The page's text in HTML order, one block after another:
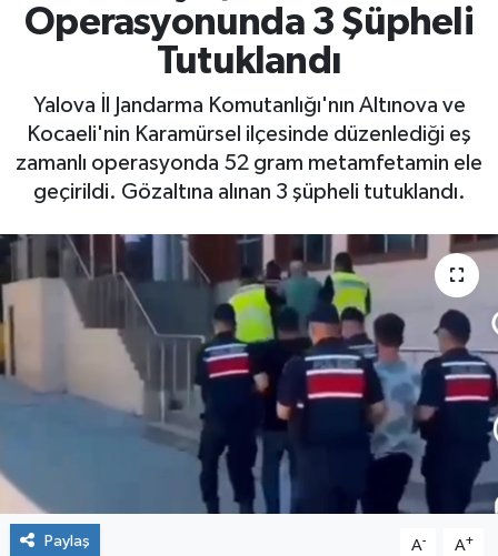
Operasyonunda 3 Şüpheli
Tutuklandı
Yalova İl Jandarma Komutanlığı'nın Altınova ve
Kocaeli'nin Karamürsel ilçesinde düzenlediği eş
zamanlı operasyonda 52 gram metamfetamin ele
geçirildi. Gözaltına alınan 3 şüpheli tutuklandı.
Paylaş A- A+
Yaşam